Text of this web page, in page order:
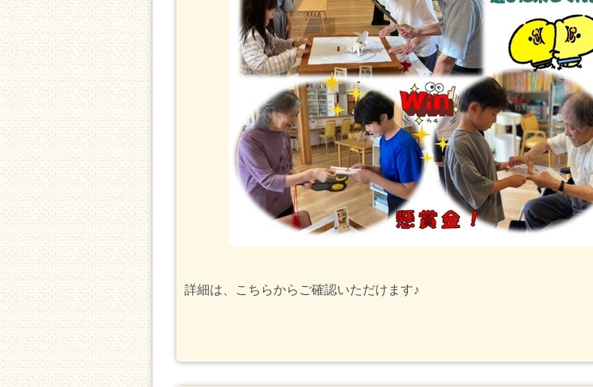
詳細は、こちらからご確認いただけます♪